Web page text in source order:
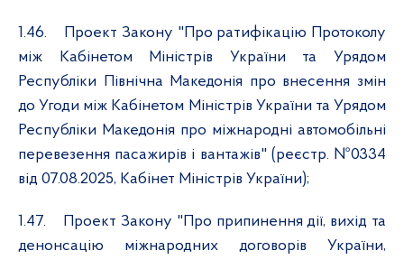
1.46.
Проект Закону "Про ратифікацію Протоколу
між Кабінетом Міністрів України та Урядом
Республіки Північна Македонія про внесення змін
до Угоди між Кабінетом Міністрів України та Урядом
Республіки Македонія про міжнародні автомобільні
перевезення пасажирів і вантажів" (реєстр. №0334
від 07.08.2025, Кабінет Міністрів України);
1.47.
Проект Закону "Про припинення дії, вихід та
денонсацію міжнародних договорів України,